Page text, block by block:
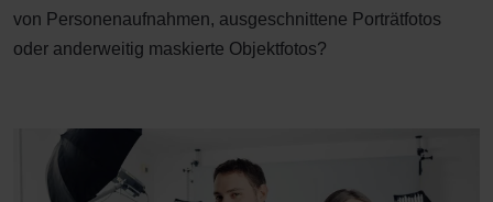
von Personenaufnahmen, ausgeschnittene Porträtfotos
oder anderweitig maskierte Objektfotos?